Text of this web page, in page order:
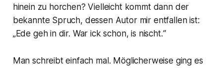
hinein zu horchen? Vielleicht kommt dann der
bekannte Spruch, dessen Autor mir entfallen ist:
„Ede geh in dir. War ick schon, is nischt.“
Man schreibt einfach mal. Möglicherweise ging es